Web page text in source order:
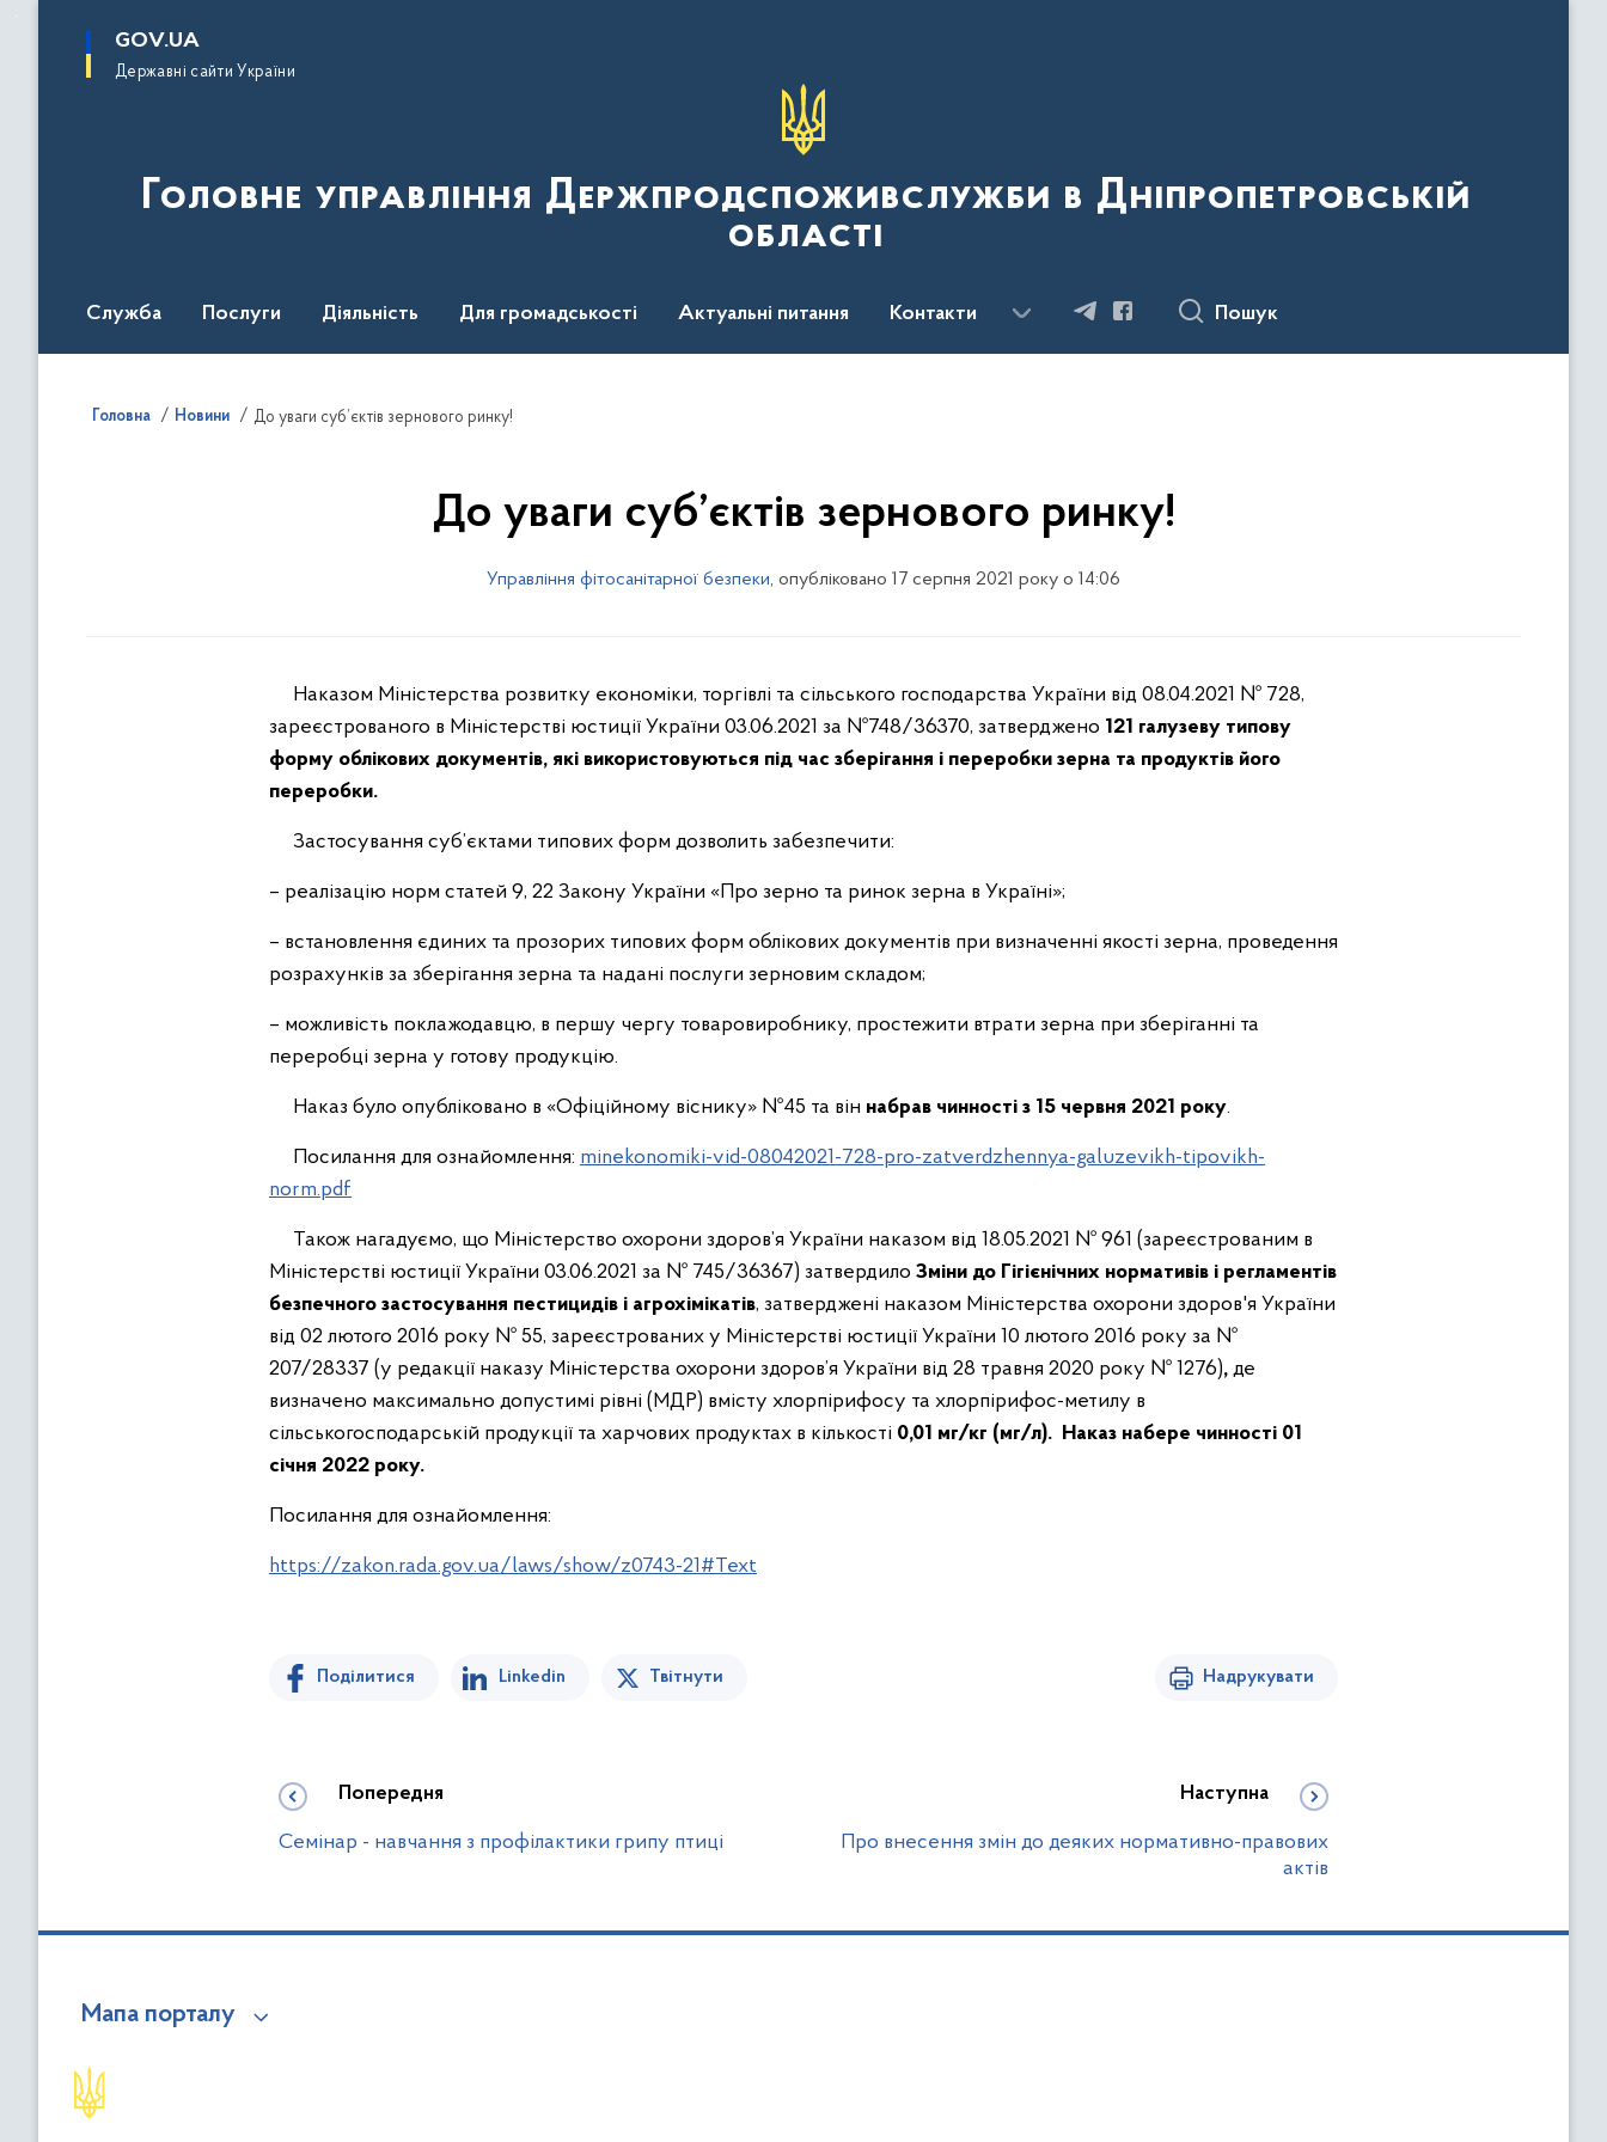
основного
GOV.UA
Державні сайти України
Головне управління Держпродспоживслужби в Дніпропетровській
області
Служба Послуги Діяльність Для громадськості Актуальні питання Контакти Пошук
Головна Новини До уваги суб’єктів зернового ринку!
До уваги суб’єктів зернового ринку!
Управління фітосанітарної безпеки, опубліковано 17 серпня 2021 року о 14:06
Наказом Міністерства розвитку економіки, торгівлі та сільського господарства України від 08.04.2021 № 728,
зареєстрованого в Міністерстві юстиції України 03.06.2021 за №748/36370, затверджено 121 галузеву типову
форму облікових документів, які використовуються під час зберігання і переробки зерна та продуктів його
переробки.
Застосування суб’єктами типових форм дозволить забезпечити:
– реалізацію норм статей 9, 22 Закону України «Про зерно та ринок зерна в Україні»;
– встановлення єдиних та прозорих типових форм облікових документів при визначенні якості зерна, проведення
розрахунків за зберігання зерна та надані послуги зерновим складом;
– можливість поклажодавцю, в першу чергу товаровиробнику, простежити втрати зерна при зберіганні та
переробці зерна у готову продукцію.
Наказ було опубліковано в «Офіційному віснику» №45 та він набрав чинності з 15 червня 2021 року.
Посилання для ознайомлення: minekonomiki-vid-08042021-728-pro-zatverdzhennya-galuzevikh-tipovikh-
norm.pdf
Також нагадуємо, що Міністерство охорони здоров’я України наказом від 18.05.2021 № 961 (зареєстрованим в
Міністерстві юстиції України 03.06.2021 за № 745/36367) затвердило Зміни до Гігієнічних нормативів і регламентів
безпечного застосування пестицидів і агрохімікатів, затверджені наказом Міністерства охорони здоров'я України
від 02 лютого 2016 року № 55, зареєстрованих у Міністерстві юстиції України 10 лютого 2016 року за №
207/28337 (у редакції наказу Міністерства охорони здоров’я України від 28 травня 2020 року № 1276), де
визначено максимально допустимі рівні (МДР) вмісту хлорпірифосу та хлорпірифос-метилу в
сільськогосподарській продукції та харчових продуктах в кількості 0,01 мг/кг (мг/л). Наказ набере чинності 01
січня 2022 року.
Посилання для ознайомлення:
https://zakon.rada.gov.ua/laws/show/z0743-21#Text
Поділитися Linkedin Твітнути Надрукувати
Попередня
Семінар - навчання з профілактики грипу птиці
Наступна
Про внесення змін до деяких нормативно-правових
актів
Мапа порталу